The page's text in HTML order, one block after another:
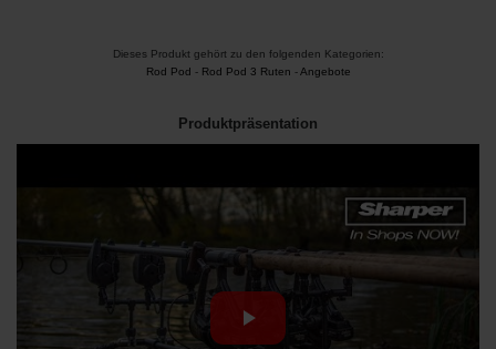
Dieses Produkt gehört zu den folgenden Kategorien:
Rod Pod - Rod Pod 3 Ruten -Angebote
Produktpräsentation